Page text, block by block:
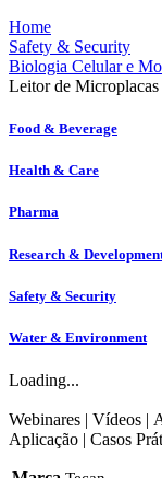
Home
Safety & Security
Biologia Celular e
Leitor de
Food & Beverage
Health & Care
Pharma
Research &
Safety & Security
Water & Environment
Loading...
Webinares | Vídeos |
Aplicação | Casos